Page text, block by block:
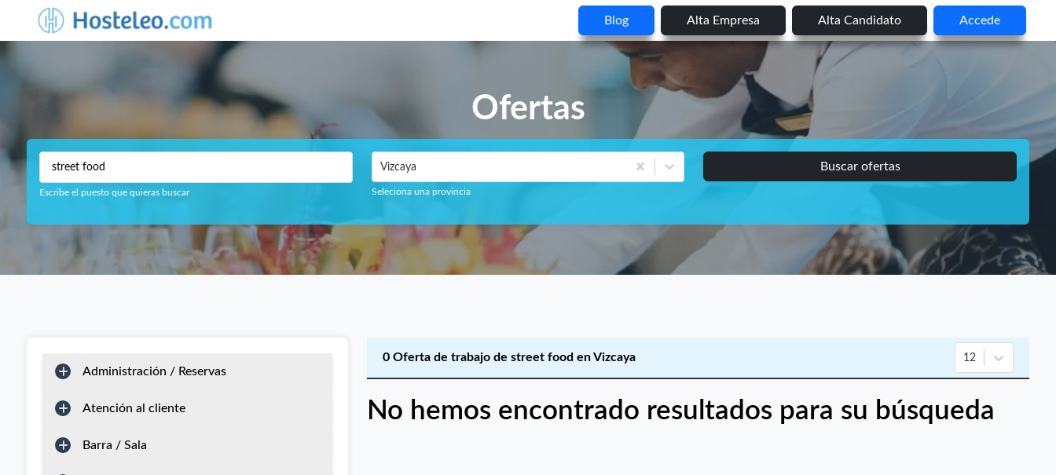
Blog Alta Empresa Alta Candidato Accede
Ofertas
Escribe el puesto que quieras buscar
Vizcaya
Seleciona una provincia
Buscar ofertas
Administración / Reservas
Atención al cliente
Barra / Sala
0 Oferta de trabajo de street food en Vizcaya 12
No hemos encontrado resultados para su búsqueda